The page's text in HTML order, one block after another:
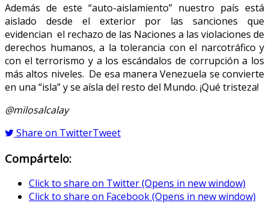
Además de este “auto-aislamiento” nuestro país está
aislado desde el exterior por las sanciones que
evidencian el rechazo de las Naciones a las violaciones de
derechos humanos, a la tolerancia con el narcotráfico y
con el terrorismo y a los escándalos de corrupción a los
más altos niveles. De esa manera Venezuela se convierte
en una “isla” y se aísla del resto del Mundo. ¡Qué tristeza!
@milosalcalay
Share on TwitterTweet
Compártelo:
Click to share on Twitter (Opens in new window)
Click to share on Facebook (Opens in new window)